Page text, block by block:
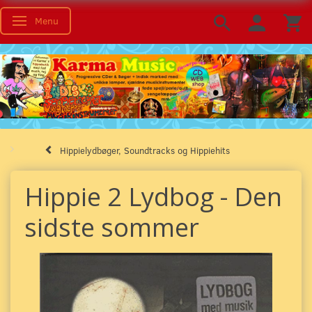
Toggle navigation
Menu
Hippielydbøger, Soundtracks og Hippiehits
Hippie 2 Lydbog - Den
sidste sommer